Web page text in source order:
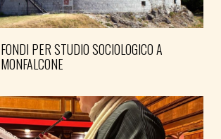
FONDI PER STUDIO SOCIOLOGICO A
MONFALCONE